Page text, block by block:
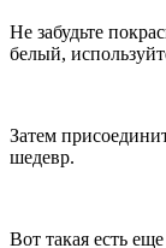
Не забудьте
белый,
Затем
шедевр.
Вот такая есть